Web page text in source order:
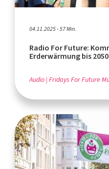
04.11.2025 - 57 Min.
Radio For Future:
Erderwärmung bis
Audio Fridays For Future